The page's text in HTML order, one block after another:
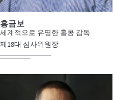
홍금보
세계적으로 유명한 홍콩 감독
제18대 심사위원장